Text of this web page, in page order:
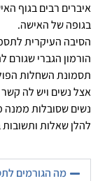
איברים רבים בגוף
בגופה של האישה.
הסיבה העיקרית
הורמון הגברי שגורם
תסמונת השחלות
אצל נשים ויש לה קשר
נשים שסובלות ממנה
להלן שאלות
מה הגורמים